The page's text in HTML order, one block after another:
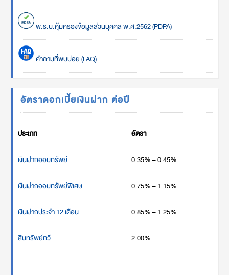
พ.ร.บ.คุ้มครองข้อมูลส่วนบุคคล พ.ศ.2562 (PDPA)
คำถามที่พบบ่อย (FAQ)
อัตราดอกเบี้ยเงินฝาก ต่อปี
ประเภท อัตรา
เงินฝากออมทรัพย์ 0.35% – 0.45%
เงินฝากออมทรัพย์พิเศษ 0.75% – 1.15%
เงินฝากประจำ 12 เดือน 0.85% – 1.25%
สินทรัพย์ทวี 2.00%